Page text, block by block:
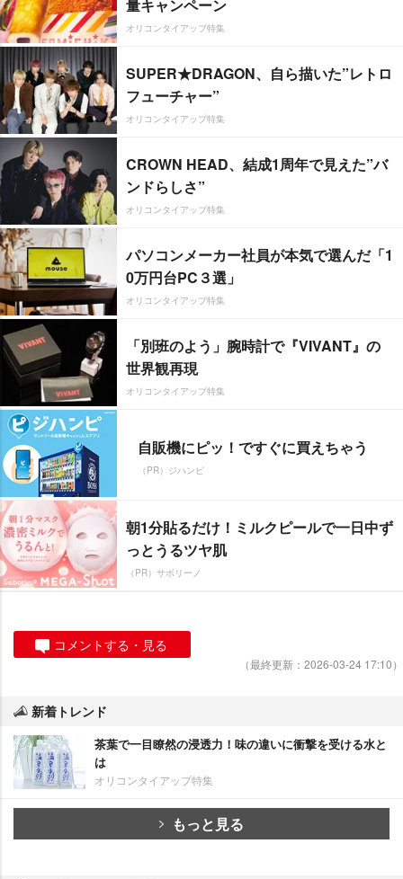
量キャンペーン
オリコンタイアップ特集
SUPER★DRAGON、自ら描いた”レトロ
フューチャー”
オリコンタイアップ特集
CROWN HEAD、結成1周年で見えた”バ
ンドらしさ”
オリコンタイアップ特集
パソコンメーカー社員が本気で選んだ「1
0万円台PC３選」
オリコンタイアップ特集
「別班のよう」腕時計で『VIVANT』の
世界観再現
オリコンタイアップ特集
自販機にピッ！ですぐに買えちゃう
（PR）ジハンピ
朝1分貼るだけ！ミルクピールで一日中ず
っとうるツヤ肌
（PR）サボリーノ
コメントする・見る
（最終更新：2026-03-24 17:10）
新着トレンド
茶葉で一目瞭然の浸透力！味の違いに衝撃を受ける水と
は
オリコンタイアップ特集
もっと見る